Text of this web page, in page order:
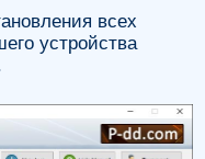
всех
устройства